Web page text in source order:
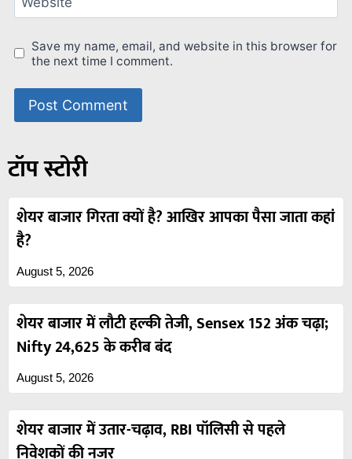
Save my name, email, and website in this browser for
the next time I comment.
टॉप स्टोरी
शेयर बाजार गिरता क्यों है? आखिर आपका पैसा जाता कहां
है?
August 5, 2026
शेयर बाजार में लौटी हल्की तेजी, Sensex 152 अंक चढ़ा;
Nifty 24,625 के करीब बंद
August 5, 2026
शेयर बाजार में उतार-चढ़ाव, RBI पॉलिसी से पहले